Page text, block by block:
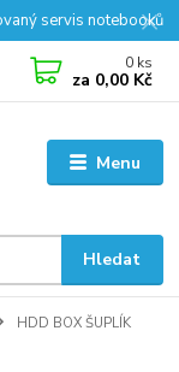
servis notebooků
Menu
Hledat
0 ks
za 0,00 Kč
HDD BOX ŠUPLÍK